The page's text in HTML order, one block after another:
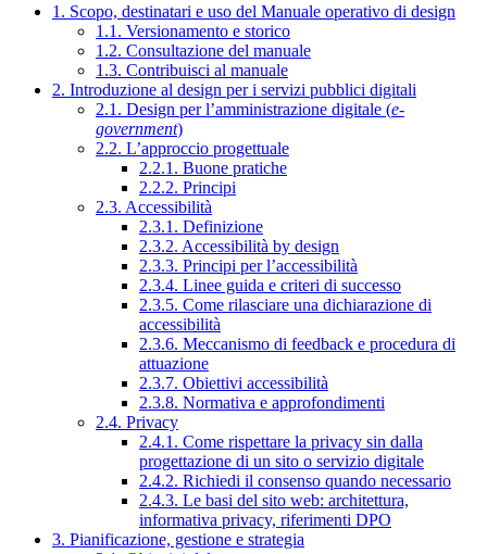
1. Scopo, destinatari e uso del Manuale operativo di design
1.1. Versionamento e storico
1.2. Consultazione del manuale
1.3. Contribuisci al manuale
2. Introduzione al design per i servizi pubblici digitali
2.1. Design per l’amministrazione digitale (e-
government)
2.2. L’approccio progettuale
2.2.1. Buone pratiche
2.2.2. Principi
2.3. Accessibilità
2.3.1. Definizione
2.3.2. Accessibilità by design
2.3.3. Principi per l’accessibilità
2.3.4. Linee guida e criteri di successo
2.3.5. Come rilasciare una dichiarazione di
accessibilità
2.3.6. Meccanismo di feedback e procedura di
attuazione
2.3.7. Obiettivi accessibilità
2.3.8. Normativa e approfondimenti
2.4. Privacy
2.4.1. Come rispettare la privacy sin dalla
progettazione di un sito o servizio digitale
2.4.2. Richiedi il consenso quando necessario
2.4.3. Le basi del sito web: architettura,
informativa privacy, riferimenti DPO
3. Pianificazione, gestione e strategia